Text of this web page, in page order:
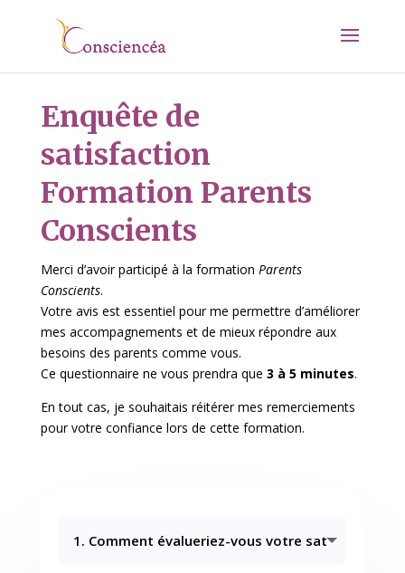
Enquête de
satisfaction
Formation Parents
Conscients
Merci d’avoir participé à la formation Parents
Conscients.
Votre avis est essentiel pour me permettre d’améliorer
mes accompagnements et de mieux répondre aux
besoins des parents comme vous.
Ce questionnaire ne vous prendra que 3 à 5 minutes.
En tout cas, je souhaitais réitérer mes remerciements
pour votre confiance lors de cette formation.